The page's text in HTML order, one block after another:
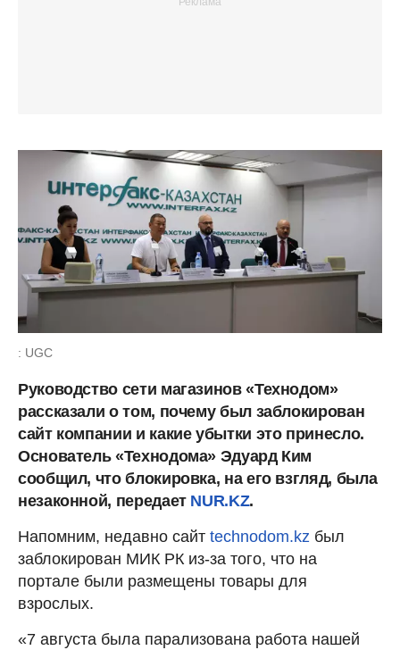
: UGC
Руководство сети магазинов «Технодом»
рассказали о том, почему был заблокирован
сайт компании и какие убытки это принесло.
Основатель «Технодома» Эдуард Ким
сообщил, что блокировка, на его взгляд, была
незаконной, передает NUR.KZ.
Напомним, недавно сайт technodom.kz был
заблокирован МИК РК из-за того, что на
портале были размещены товары для
взрослых.
«7 августа была парализована работа нашей